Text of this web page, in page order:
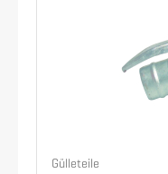
Gülleteile